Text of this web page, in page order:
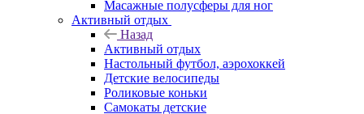
Масажные полусферы для ног
Активный отдых
Назад
Активный отдых
Настольный футбол, аэрохоккей
Детские велосипеды
Роликовые коньки
Самокаты детские